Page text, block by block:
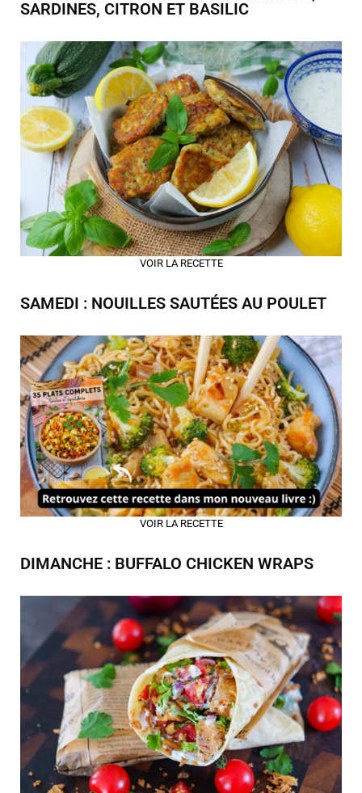
SARDINES, CITRON ET BASILIC
VOIR LA RECETTE
SAMEDI : NOUILLES SAUTÉES AU POULET
VOIR LA RECETTE
DIMANCHE : BUFFALO CHICKEN WRAPS